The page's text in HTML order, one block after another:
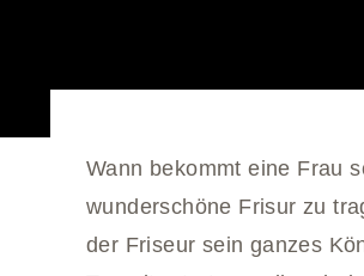
Wann bekommt eine Frau
wunderschöne Frisur zu
der Friseur sein ganzes